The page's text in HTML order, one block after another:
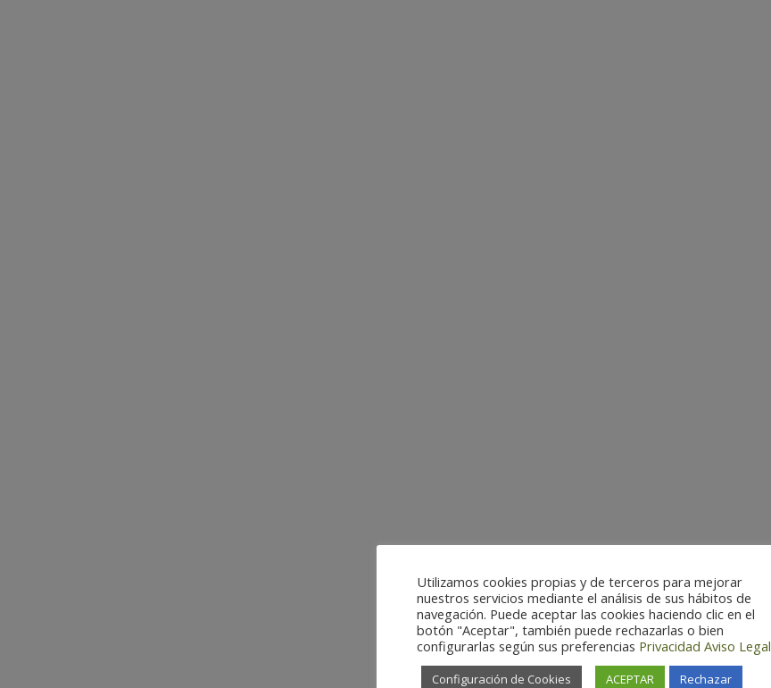
Utilizamos cookies propias y de terceros para mejorar
nuestros servicios mediante el análisis de sus hábitos de
navegación. Puede aceptar las cookies haciendo clic en el
botón "Aceptar", también puede rechazarlas o bien
configurarlas según sus preferencias Privacidad Aviso Legal
Configuración de Cookies ACEPTAR Rechazar